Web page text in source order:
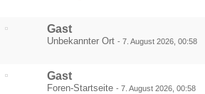
Gast
Unbekannter Ort - 7. August 2026, 00:58
Gast
Foren-Startseite - 7. August 2026, 00:58